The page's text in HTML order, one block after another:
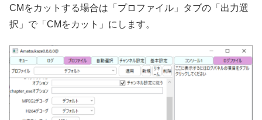
CMをカットする場合は「プロファイル」タブの「出力選
択」で「CMをカット」にします。